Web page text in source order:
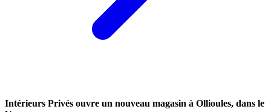
Intérieurs Privés ouvre un nouveau magasin à Ollioules, dans le